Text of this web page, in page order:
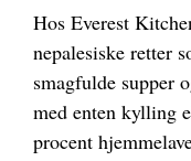
Hos Everest
nepalesiske retter
smagfulde supper
med enten kylling
procent